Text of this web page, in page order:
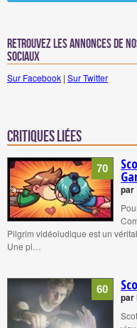
Retrouvez les annonces de
sociaux
Sur Facebook | Sur Twitter
Critiques liées
70
par
Pilgrim vidéoludique est un
Une pl…
60
par